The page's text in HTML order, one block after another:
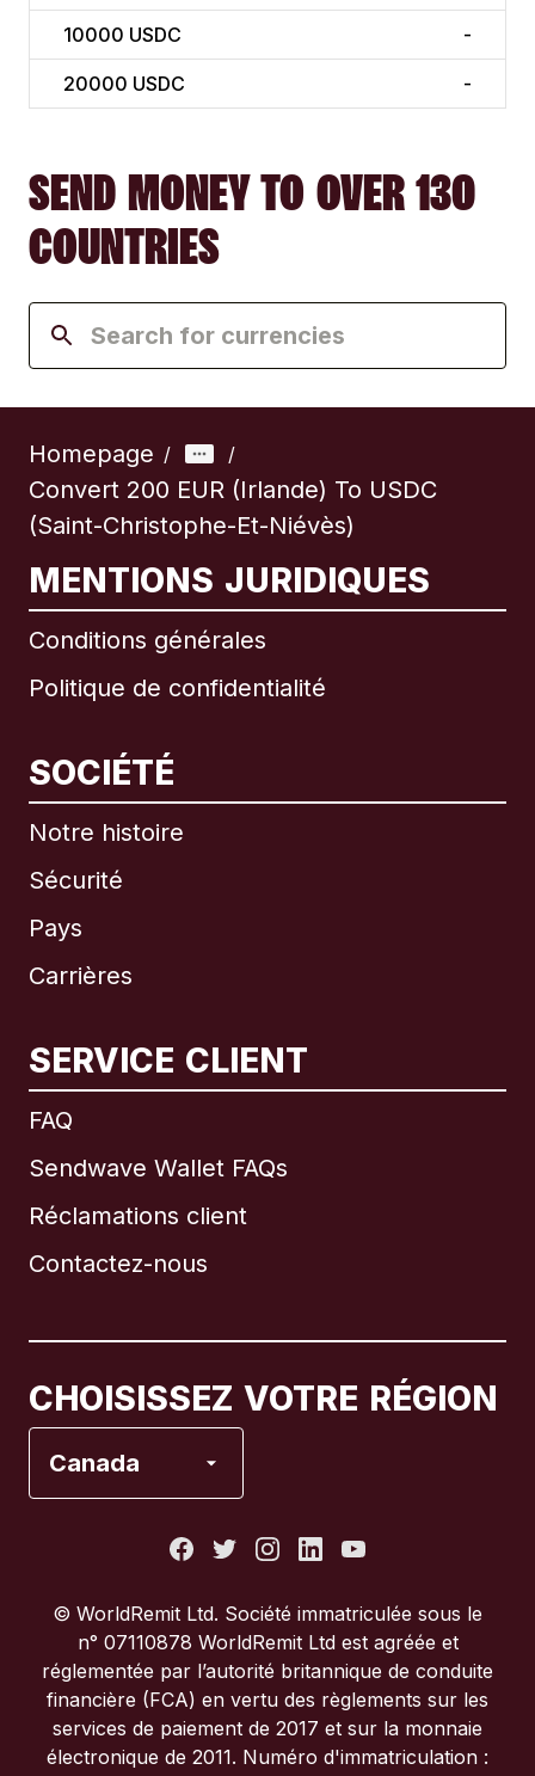
10000 USDC -
20000 USDC -
SEND MONEY TO OVER 130
COUNTRIES
Homepage / /
Convert 200 EUR (Irlande) To USDC
(Saint-Christophe-Et-Niévès)
MENTIONS JURIDIQUES
Conditions générales
Politique de confidentialité
SOCIÉTÉ
Notre histoire
Sécurité
Pays
Carrières
SERVICE CLIENT
FAQ
Sendwave Wallet FAQs
Réclamations client
Contactez-nous
CHOISISSEZ VOTRE RÉGION
Canada
International English
Brésil
Italie
Portugal
© WorldRemit Ltd. Société immatriculée sous le
n° 07110878 WorldRemit Ltd est agréée et
réglementée par l’autorité britannique de conduite
financière (FCA) en vertu des règlements sur les
services de paiement de 2017 et sur la monnaie
électronique de 2011. Numéro d'immatriculation :